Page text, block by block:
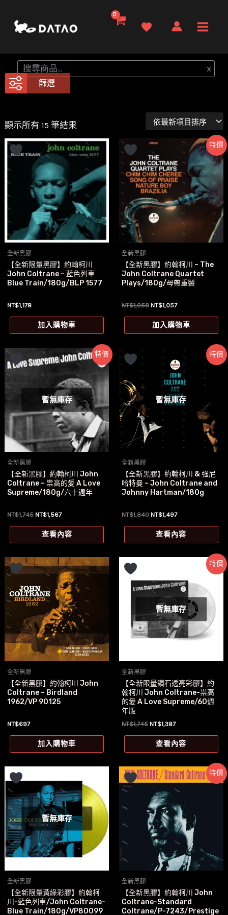
要
內
Menu
搜
尋
x
篩選
顯示所有 15 筆結果
新
項
目
序
全新黑膠
【全新限量黑膠】約翰柯川
John Coltrane – 藍色列車
Blue Train/180g/BLP 1577
NT$1,178
加入購物車
特價
全新黑膠
【全新黑膠】約翰柯川 – The
John Coltrane Quartet
Plays/180g/母帶重製
NT$1,058 原
價
格：
NT$1,057目
價
格：
加入購物車
特價
暫無庫存
全新黑膠
【全新黑膠】約翰柯川 John
Coltrane – 祟高的愛 A Love
Supreme/180g/六十週年
NT$1,745 原
格：
NT$1,567目
價
格：
查看內容
特價
暫無庫存
全新黑膠
【全新黑膠】約翰柯川 & 強尼
哈特曼 – John Coltrane and
Johnny Hartman/180g
NT$1,840 原
價
格：
NT$1,497目
價
格：
查看內容
全新黑膠
【全新黑膠】約翰柯川 John
Coltrane – Birdland
1962/VP 90125
NT$697
加入購物車
特價
暫無庫存
全新黑膠
【全新限量鑽石透亮彩膠】約
翰柯川 John Coltrane-祟高
的愛 A Love Supreme/60週
年版
NT$1,745 原
格：
NT$1,387目
價
格：
查看內容
暫無庫存
全新黑膠
【全新限量黃綠彩膠】約翰柯
川-藍色列車/John Coltrane-
Blue Train/180g/VP80099
特價
全新黑膠
【全新黑膠】約翰柯川 John
Coltrane-Standard
Coltrane/P-7243/Prestige